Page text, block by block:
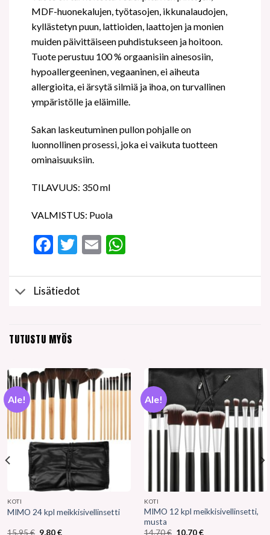
MDF-huonekalujen, työtasojen, ikkunalaudojen,
kyllästetyn puun, lattioiden, laattojen ja monien
muiden päivittäiseen puhdistukseen ja hoitoon.
Tuote perustuu 100 % orgaanisiin ainesosiin,
hypoallergeeninen, vegaaninen, ei aiheuta
allergioita, ei ärsytä silmiä ja ihoa, on turvallinen
ympäristölle ja eläimille.
Sakan laskeutuminen pullon pohjalle on
luonnollinen prosessi, joka ei vaikuta tuotteen
ominaisuuksiin.
TILAVUUS: 350 ml
VALMISTUS: Puola
Facebook
Twitter
EmailWhatsApp
Lisätiedot
TUTUSTU MYÖS
Ale!
KOTI
MIMO 24 kpl meikkisivellinsetti
15,95€ Alkuperäinen
9,80€Nykyinen
Ale!
KOTI
MIMO 12 kpl meikkisivellinsetti,
musta
14,70€ Alkuperäinen
10,70€Nykyinen